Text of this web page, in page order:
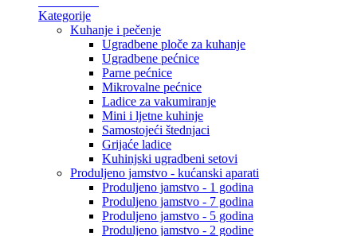
Kategorije
Kuhanje i pečenje
Ugradbene ploče za kuhanje
Ugradbene pećnice
Parne pećnice
Mikrovalne pećnice
Ladice za vakumiranje
Mini i ljetne kuhinje
Samostojeći štednjaci
Grijaće ladice
Kuhinjski ugradbeni setovi
Produljeno jamstvo - kućanski aparati
Produljeno jamstvo - 1 godina
Produljeno jamstvo - 7 godina
Produljeno jamstvo - 5 godina
Produljeno jamstvo - 2 godine